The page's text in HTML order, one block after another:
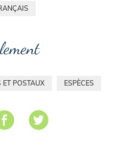
POSTAUX ESPÈCES